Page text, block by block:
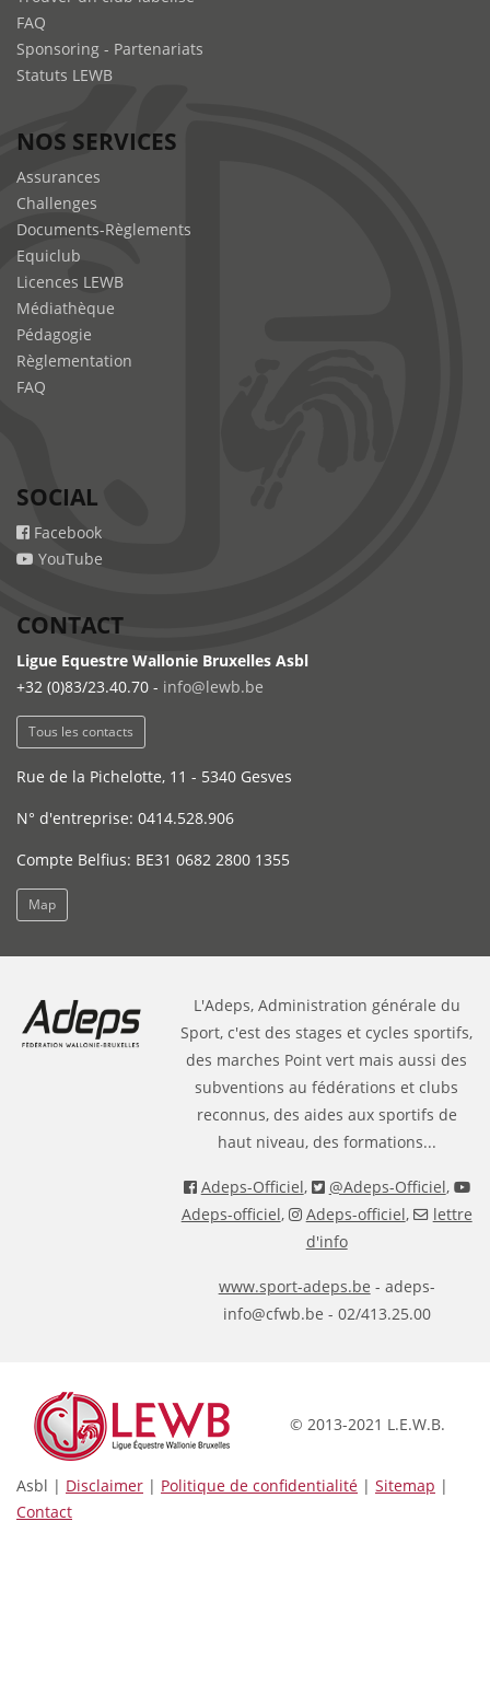
FAQ
Sponsoring - Partenariats
Statuts LEWB
NOS SERVICES
Assurances
Challenges
Documents-Règlements
Equiclub
Licences LEWB
Médiathèque
Pédagogie
Règlementation
FAQ
SOCIAL
Facebook
YouTube
CONTACT
Ligue Equestre Wallonie Bruxelles Asbl
+32 (0)83/23.40.70 - info@lewb.be
Tous les contacts
Rue de la Pichelotte, 11 - 5340 Gesves
N° d'entreprise: 0414.528.906
Compte Belfius: BE31 0682 2800 1355
Map
L'Adeps, Administration générale du
Sport, c'est des stages et cycles sportifs,
des marches Point vert mais aussi des
subventions au fédérations et clubs
reconnus, des aides aux sportifs de
haut niveau, des formations...
Adeps-Officiel, @Adeps-Officiel,
Adeps-officiel, Adeps-officiel,
lettre
d'info
www.sport-adeps.be - adeps-
info@cfwb.be - 02/413.25.00
© 2013-2021 L.E.W.B.
Asbl | Disclaimer | Politique de confidentialité | Sitemap |
Contact